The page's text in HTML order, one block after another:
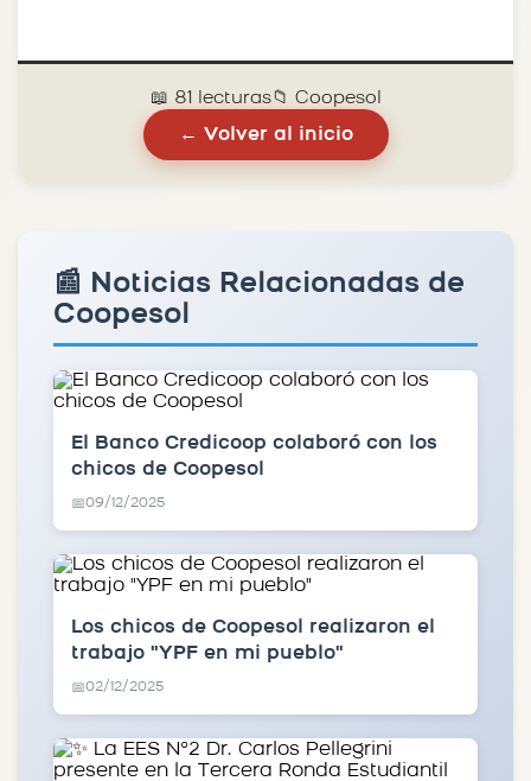
📖 81 lecturas📁 Coopesol
← Volver al inicio
📰 Noticias Relacionadas de
Coopesol
El Banco Credicoop colaboró con los
chicos de Coopesol
📅09/12/2025
Los chicos de Coopesol realizaron el
trabajo "YPF en mi pueblo"
📅02/12/2025